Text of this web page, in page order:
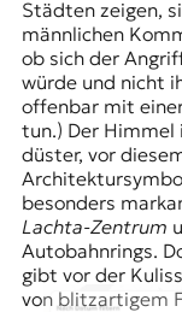
Städten zeigen,
männlichen
ob sich der
würde und nicht
offenbar mit
tun.) Der Himmel
düster, vor
besonders
Lachta-Zentrum
Autobahnrings.
gibt vor der
von blitzartigem